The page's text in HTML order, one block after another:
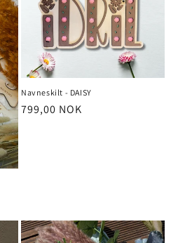
Navneskilt - DAISY
Vanlig
799,00 NOK